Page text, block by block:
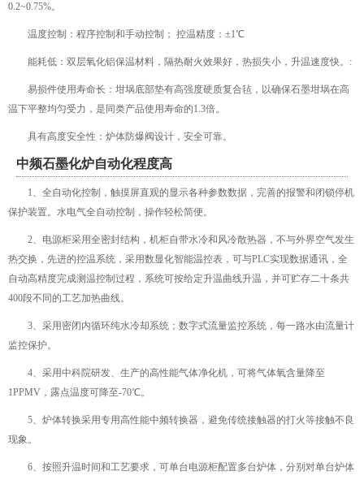
0.2~0.75%。
温度控制：程序控制和手动控制； 控温精度：±1℃
能耗低：双层氧化铝保温材料，隔热耐火效果好，热损失小，升温速度快。:
易损件使用寿命长：坩埚底部垫有高强度硬质复合毡，以确保石墨坩埚在高
温下平整均匀受力，是同类产品使用寿命的1.3倍。
具有高度安全性：炉体防爆阀设计，安全可靠。
中频石墨化炉自动化程度高
1、全自动化控制，触摸屏直观的显示各种参数数据，完善的报警和闭锁停机
保护装置。水电气全自动控制，操作轻松简便。
2、电源柜采用全密封结构，机柜自带水冷和风冷散热器，不与外界空气发生
热交换，先进的控温系统，采用数显化智能温控表，可与PLC实现数据通讯，全
自动高精度完成测温控制过程，系统可按给定升温曲线升温，并可贮存二十条共
400段不同的工艺加热曲线。
3、采用密闭内循环纯水冷却系统；数字式流量监控系统，每一路水由流量计
监控保护。
4、采用中科院研发、生产的高性能气体净化机，可将气体氧含量降至
1PPMV，露点温度可降至-70℃。
5、炉体转换采用专用高性能中频转换器，避免传统接触器的打火等接触不良
现象。
6、按照升温时间和工艺要求，可单台电源柜配置多台炉体，分别对单台炉体